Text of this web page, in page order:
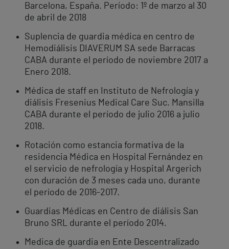
Barcelona, España. Período: 1º de marzo al 30
de abril de 2018
Suplencia de guardia médica en centro de
Hemodiálisis DIAVERUM SA sede Barracas
CABA durante el período de noviembre 2017 a
Enero 2018.
Médica de staff en Instituto de Nefrología y
diálisis Fresenius Medical Care Suc. Mansilla
CABA durante el período de julio 2016 a julio
2018.
Rotación como estancia formativa de la
residencia Médica en Hospital Fernández en
el servicio de nefrología y Hospital Argerich
con duración de 3 meses cada uno, durante
el período de 2016-2017.
Guardias Médicas en Centro de diálisis San
Bruno SRL durante el período 2014.
Medica de guardia en Ente Descentralizado